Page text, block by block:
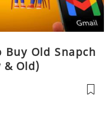
Buy Old Snapch
& Old)